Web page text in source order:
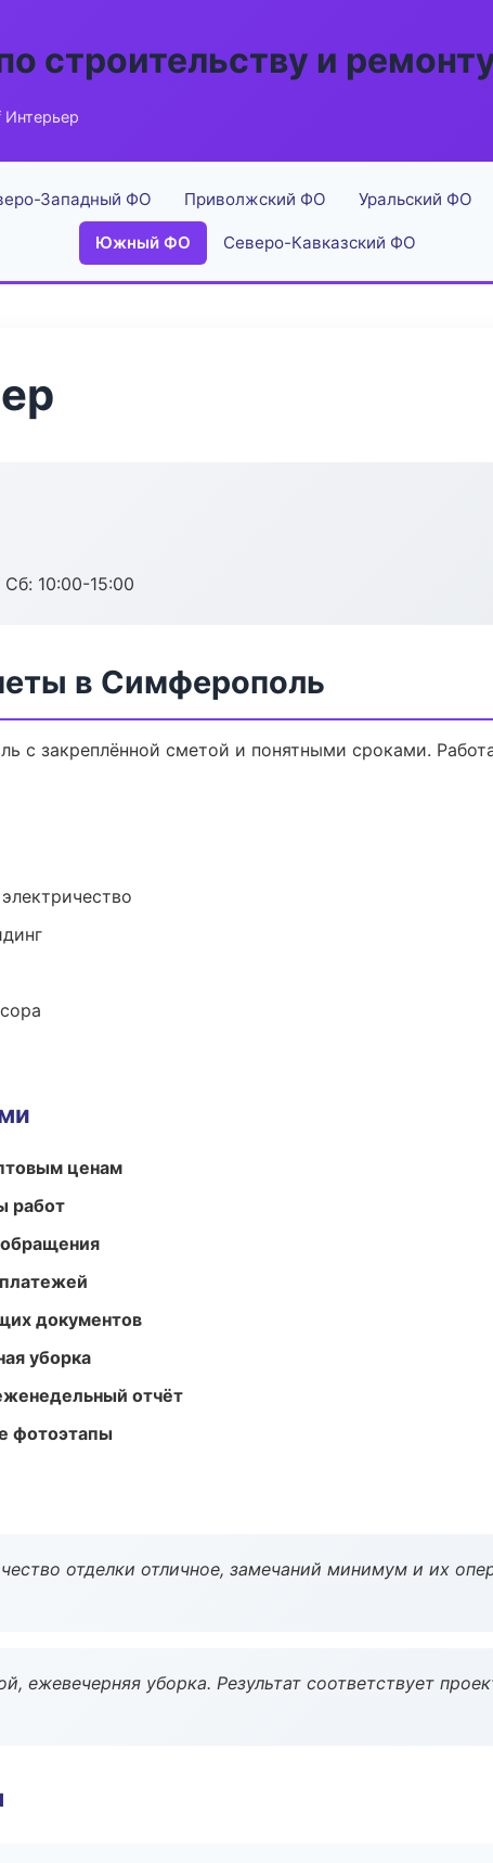
строительству и
Западный ФО Приволжский ФО Уральский ФО
Южный ФО Северо-Кавказский ФО
10:00-15:00
в Симферополь
с закреплённой сметой и понятными сроками.
ценам
работ
документов
уборка
отчёт
фотоэтапы
отделки отличное, замечаний минимум и их
ежевечерняя уборка. Результат соответствует